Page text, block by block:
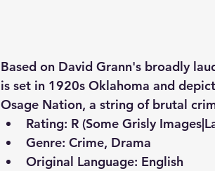
Based on David Grann's broadly
is set in 1920s Oklahoma and
Osage Nation, a string of brutal
Rating: R (Some Grisly
Genre: Crime, Drama
Original Language: English